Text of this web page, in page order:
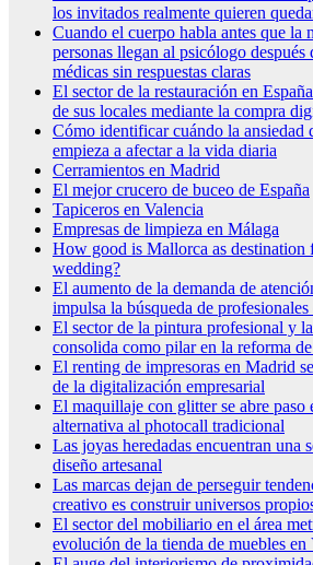
los invitados realmente quieren
Cuando el cuerpo habla antes que la
personas llegan al psicólogo después
médicas sin respuestas claras
El sector de la restauración en
de sus locales mediante la compra
Cómo identificar cuándo la ansiedad
empieza a afectar a la vida diaria
Cerramientos en Madrid
El mejor crucero de buceo de España
Tapiceros en Valencia
Empresas de limpieza en Málaga
How good is Mallorca as destination
wedding?
El aumento de la demanda de
impulsa la búsqueda de profesionales
El sector de la pintura profesional y
consolida como pilar en la reforma
El renting de impresoras en Madrid
de la digitalización empresarial
El maquillaje con glitter se abre paso
alternativa al photocall tradicional
Las joyas heredadas encuentran una
diseño artesanal
Las marcas dejan de perseguir
creativo es construir universos
El sector del mobiliario en el área
evolución de la tienda de muebles en